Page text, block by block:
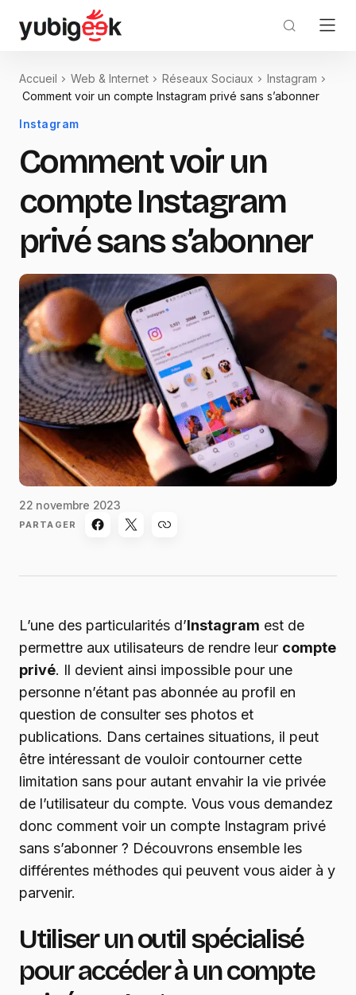
Accueil Web & Internet Réseaux Sociaux
Instagram
Comment voir un compte Instagram privé sans s’abonner
Instagram
Comment voir un
compte Instagram
privé sans s’abonner
22 novembre 2023
PARTAGER
L’une des particularités d’Instagram est de
permettre aux utilisateurs de rendre leur compte
privé. Il devient ainsi impossible pour une
personne n’étant pas abonnée au profil en
question de consulter ses photos et
publications. Dans certaines situations, il peut
être intéressant de vouloir contourner cette
limitation sans pour autant envahir la vie privée
de l’utilisateur du compte. Vous vous demandez
donc comment voir un compte Instagram privé
sans s’abonner ? Découvrons ensemble les
différentes méthodes qui peuvent vous aider à y
parvenir.
Utiliser un outil spécialisé
pour accéder à un compte